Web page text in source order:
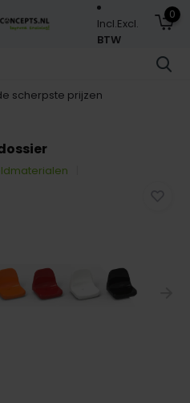
Incl.Excl.
BTW
0
scherpste prijzen